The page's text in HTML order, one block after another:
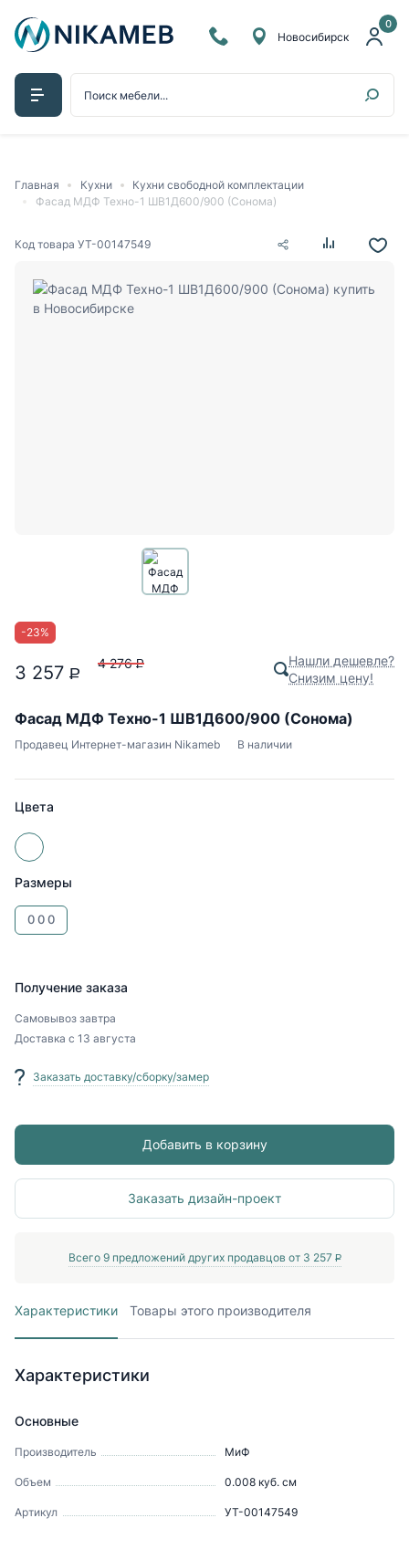
0
Новосибирск
Главная Кухни
Кухни свободной комплектации
Фасад МДФ Техно-1 ШВ1Д600/900 (Сонома)
Код товара УТ-00147549
-23%
3 257 P
4 276 P
Нашли дешевле?
Снизим цену!
Фасад МДФ Техно-1 ШВ1Д600/900 (Сонома)
Продавец Интернет-магазин Nikameb В наличии
Цвета
Размеры
000
Получение заказа
Самовывоз завтра
Доставка с 13 августа
Заказать доставку/сборку/замер
Добавить в корзину
Заказать дизайн-проект
Всего 9предложений других продавцов от 3 257 P
Характеристики Товары этого производителя
Характеристики
Основные
Производитель МиФ
Объем 0.008 куб. см
Артикул УТ-00147549